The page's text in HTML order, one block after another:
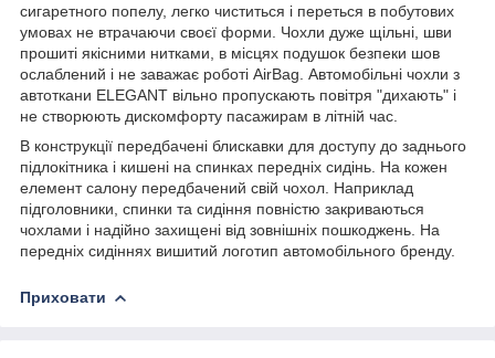
сигаретного попелу, легко чиститься і переться в побутових
умовах не втрачаючи своєї форми. Чохли дуже щільні, шви
прошиті якісними нитками, в місцях подушок безпеки шов
ослаблений і не заважає роботі AirBag. Автомобільні чохли з
автоткани ELEGANT вільно пропускають повітря "дихають" і
не створюють дискомфорту пасажирам в літній час.
В конструкції передбачені блискавки для доступу до заднього
підлокітника і кишені на спинках передніх сидінь. На кожен
елемент салону передбачений свій чохол. Наприклад
підголовники, спинки та сидіння повністю закриваються
чохлами і надійно захищені від зовнішніх пошкоджень. На
передніх сидіннях вишитий логотип автомобільного бренду.
Приховати